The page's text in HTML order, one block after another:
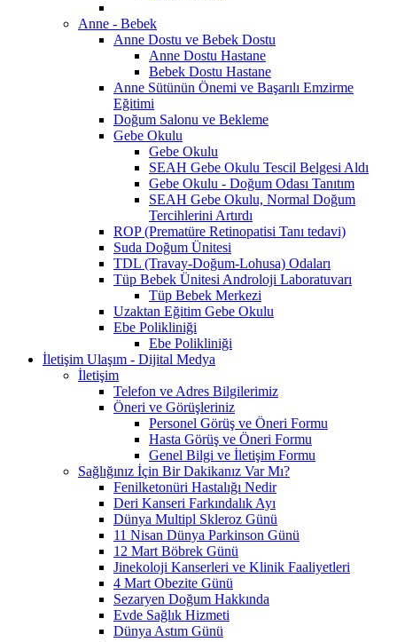
Anne - Bebek
Anne Dostu ve Bebek Dostu
Anne Dostu Hastane
Bebek Dostu Hastane
Anne Sütünün Önemi ve Başarılı Emzirme
Eğitimi
Doğum Salonu ve Bekleme
Gebe Okulu
Gebe Okulu
SEAH Gebe Okulu Tescil Belgesi Aldı
Gebe Okulu - Doğum Odası Tanıtım
SEAH Gebe Okulu, Normal Doğum
Tercihlerini Artırdı
ROP (Prematüre Retinopatisi Tanı tedavi)
Suda Doğum Ünitesi
TDL (Travay-Doğum-Lohusa) Odaları
Tüp Bebek Ünitesi Androloji Laboratuvarı
Tüp Bebek Merkezi
Uzaktan Eğitim Gebe Okulu
Ebe Polikliniği
Ebe Polikliniği
İletişim Ulaşım - Dijital Medya
İletişim
Telefon ve Adres Bilgilerimiz
Öneri ve Görüşleriniz
Personel Görüş ve Öneri Formu
Hasta Görüş ve Öneri Formu
Genel Bilgi ve İletişim Formu
Sağlığınız İçin Bir Dakikanız Var Mı?
Fenilketonüri Hastalığı Nedir
Deri Kanseri Farkındalık Ayı
Dünya Multipl Skleroz Günü
11 Nisan Dünya Parkinson Günü
12 Mart Böbrek Günü
Jinekoloji Kanserleri ve Klinik Faaliyetleri
4 Mart Obezite Günü
Sezaryen Doğum Hakkında
Evde Sağlık Hizmeti
Dünya Astım Günü